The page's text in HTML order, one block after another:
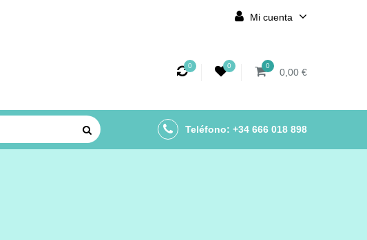
Mi cuenta
0 0 0
0,00 €
Teléfono: +34 666 018 898